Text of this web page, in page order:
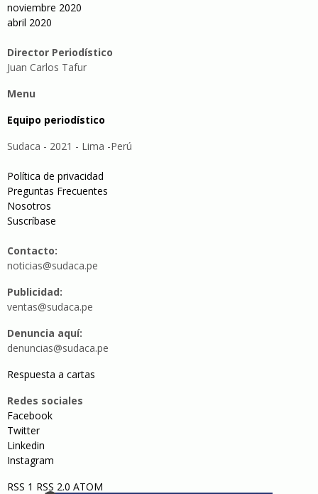
noviembre 2020
abril 2020
Director Periodístico
Juan Carlos Tafur
Menu
Equipo periodístico
Sudaca - 2021 - Lima -Perú
Política de privacidad
Preguntas Frecuentes
Nosotros
Suscríbase
Contacto:
noticias@sudaca.pe
Publicidad:
ventas@sudaca.pe
Denuncia aquí:
denuncias@sudaca.pe
Respuesta a cartas
Redes sociales
Facebook
Twitter
Linkedin
Instagram
RSS 1 RSS 2.0 ATOM